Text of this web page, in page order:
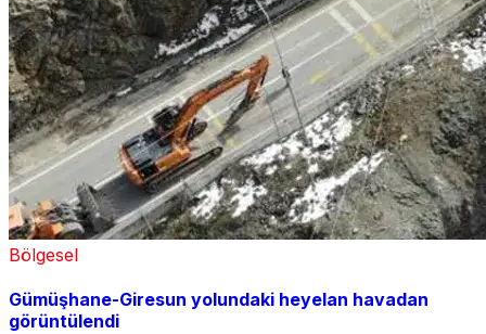
Bölgesel
Gümüşhane-Giresun yolundaki heyelan havadan
görüntülendi